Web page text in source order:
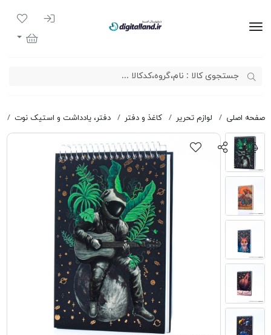
ورود به
لیست
سبد خرید
صفحه اصلی لوازم تحریر کاغذ و دفتر دفتر، یادداشت و استیک نوت